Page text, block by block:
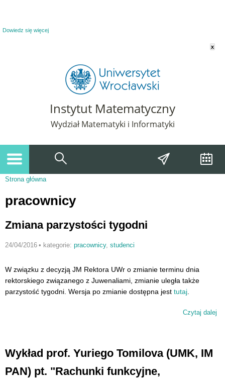
Dowiedz się więcej
x
Instytut Matematyczny
Wydział Matematyki i Informatyki
Strona główna
pracownicy
Zmiana parzystości tygodni
24/04/2016 • kategorie: pracownicy, studenci
W związku z decyzją JM Rektora UWr o zmianie terminu dnia
rektorskiego związanego z Juwenaliami, zmianie uległa także
parzystość tygodni. Wersja po zmianie dostępna jest tutaj
Czytaj dalej
Wykład prof. Yuriego Tomilova (UMK, IM
PAN) pt. "Rachunki funkcyjne,